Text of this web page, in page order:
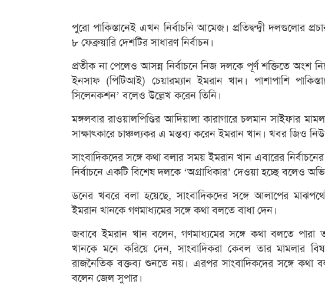
পুরো পাকিস্তানেই এখন নির্বাচনি আমেজ। প্রতিদ্বন্দ্বী দলগুলোর
৮ ফেব্রুয়ারি দেশটির সাধারণ নির্বাচন।
প্রতীক না পেলেও আসন্ন নির্বাচনে নিজ দলকে পূর্ণ শক্তিতে অংশ
ইনসাফ (পিটিআই) চেয়ারম্যান ইমরান খান। পাশাপাশি
সিলেনকশন’ বলেও উল্লেখ করেন তিনি।
মঙ্গলবার রাওয়ালপিণ্ডির আদিয়ালা কারাগারে চলমান সাইফার
সাক্ষাৎকারে চাঞ্চল্যকর এ মন্তব্য করেন ইমরান খান। খবর জিও
সাংবাদিকদের সঙ্গে কথা বলার সময় ইমরান খান এবারের
নির্বাচনে একটি বিশেষ দলকে ‘অগ্রাধিকার’ দেওয়া হচ্ছে বলেও
ডনের খবরে বলা হয়েছে, সাংবাদিকদের সঙ্গে আলাপের
ইমরান খানকে গণমাধ্যমের সঙ্গে কথা বলতে বাধা দেন।
জবাবে ইমরান খান বলেন, গণমাধ্যমের সঙ্গে কথা বলতে
খানকে মনে করিয়ে দেন, সাংবাদিকরা কেবল তার মামলার
রাজনৈতিক বক্তব্য শুনতে নয়। এরপর সাংবাদিকদের সঙ্গে কথা
বলেন জেল সুপার।